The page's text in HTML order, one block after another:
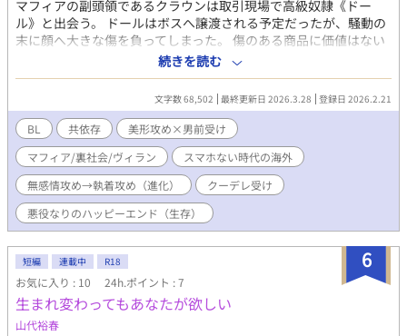
マフィアの副頭領であるクラウンは取引現場で高級奴隷《ドー
ル》と出会う。 ドールはボスへ譲渡される予定だったが、騒動の
末に顔へ大きな傷を負ってしまった。 傷のある商品に価値はない
──処分されようとするドールを見て、とっさに買い取ると宣言
する。 しかし奴隷を飼う趣味はない。金を握らせて解放するも、
「道具」として躾けられたドールは主人なしでは生きられず、パ
ニックを起こして倒れてしまう。 ヒナ鳥のような男を突き放せな
いクラウンは、なりゆきのまま一緒に暮らすことにする。 「《ド
ール》には主人を破滅させる魔性がある」ボスから警告される
が、あんなナヨナヨした男に惚れるわけがないと鼻で笑う。 それ
に、クラウンも別種の「魔性の男」だった。 二人のファタールは
無自覚のうちに惹かれ合う。 一方、ドールの取引が白紙になった
ことでボスが進めていた闇オークションの計画に穴があく。 代わ
りを用意できなければ、クラウン自身が商品になるよう命じられ
てしまう。 オークションは半年後だ。 ※ 強そうなほうが受け ※
共犯者系ダークBL。主人公たちは自分のために死人が出ても本質
的に影響を受けない（生粋のファタールなので） ─ ─ ─ ─ ─ ─
─ ─ （表紙イラスト・キャラクター原案協力：旭谷ヒカル）
続きを読む
文字数 68,502 最終更新日 2026.3.28 登録日 2026.2.21
BL 共依存
美形攻め×男前受け
マフィア/裏社会/ヴィラン
スマホない時代の海外
無感情攻め→執着攻め（進化）
クーデレ受け
悪役なりのハッピーエンド（生存）
6
短編 連載中 R18
お気に入り : 10 24h.ポイント : 7
生まれ変わってもあなたが欲しい
山代裕春